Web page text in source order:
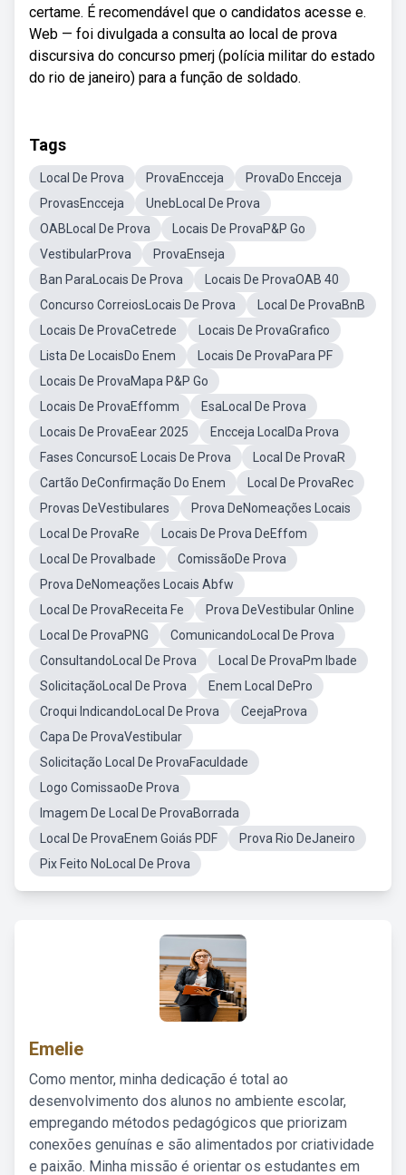
certame. É recomendável que o candidatos acesse e.
Web — foi divulgada a consulta ao local de prova
discursiva do concurso pmerj (polícia militar do estado
do rio de janeiro) para a função de soldado.
Tags
Local De Prova ProvaEncceja
ProvaDo Encceja
ProvasEncceja
UnebLocal De Prova
OABLocal De Prova
Locais De ProvaP&P Go
VestibularProva
ProvaEnseja
Ban ParaLocais De Prova
Locais De ProvaOAB 40
Concurso CorreiosLocais De Prova
Local De ProvaBnB
Locais De ProvaCetrede
Locais De ProvaGrafico
Lista De LocaisDo Enem
Locais De ProvaPara PF
Locais De ProvaMapa P&P Go
Locais De ProvaEffomm
EsaLocal De Prova
Locais De ProvaEear 2025
Encceja LocalDa Prova
Fases ConcursoE Locais De Prova
Local De ProvaR
Cartão DeConfirmação Do Enem
Local De ProvaRec
Provas DeVestibulares
Prova DeNomeações Locais
Local De ProvaRe
Locais De Prova DeEffom
Local De ProvaIbade
ComissãoDe Prova
Prova DeNomeações Locais Abfw
Local De ProvaReceita Fe
Prova DeVestibular Online
Local De ProvaPNG
ComunicandoLocal De Prova
ConsultandoLocal De Prova
Local De ProvaPm Ibade
SolicitaçãoLocal De Prova
Enem Local DePro
Croqui IndicandoLocal De Prova
CeejaProva
Capa De ProvaVestibular
Solicitação Local De ProvaFaculdade
Logo ComissaoDe Prova
Imagem De Local De ProvaBorrada
Local De ProvaEnem Goiás PDF
Prova Rio DeJaneiro
Pix Feito NoLocal De Prova
Emelie
Como mentor, minha dedicação é total ao
desenvolvimento dos alunos no ambiente escolar,
empregando métodos pedagógicos que priorizam
conexões genuínas e são alimentados por criatividade
e paixão. Minha missão é orientar os estudantes em